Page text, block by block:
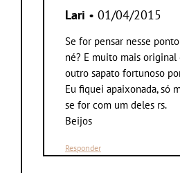
Lari • 01/04/2015
Se for pensar nesse
né? E muito mais
outro sapato fortunoso
Eu fiquei apaixonada, só
se for com um deles rs.
Beijos
Responder